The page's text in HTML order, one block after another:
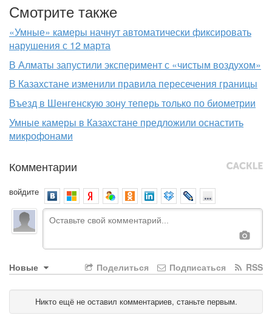
Смотрите также
«Умные» камеры начнут автоматически фиксировать
нарушения с 12 марта
В Алматы запустили эксперимент с «чистым воздухом»
В Казахстане изменили правила пересечения границы
Въезд в Шенгенскую зону теперь только по биометрии
Умные камеры в Казахстане предложили оснастить
микрофонами
Комментарии
войдите
Новые RSS
Подписаться
Поделиться
Никто ещё не оставил комментариев, станьте первым.